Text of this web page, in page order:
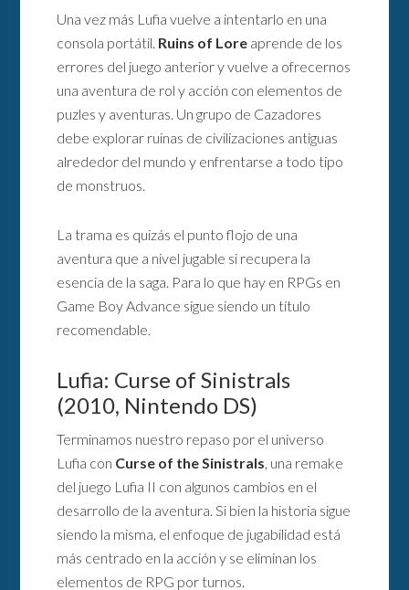
Una vez más Lufia vuelve a intentarlo en una
consola portátil. Ruins of Lore aprende de los
errores del juego anterior y vuelve a ofrecernos
una aventura de rol y acción con elementos de
puzles y aventuras. Un grupo de Cazadores
debe explorar ruinas de civilizaciones antiguas
alrededor del mundo y enfrentarse a todo tipo
de monstruos.
La trama es quizás el punto flojo de una
aventura que a nivel jugable si recupera la
esencia de la saga. Para lo que hay en RPGs en
Game Boy Advance sigue siendo un título
recomendable.
Lufia: Curse of Sinistrals
(2010, Nintendo DS)
Terminamos nuestro repaso por el universo
Lufia con Curse of the Sinistrals, una remake
del juego Lufia II con algunos cambios en el
desarrollo de la aventura. Si bien la historia sigue
siendo la misma, el enfoque de jugabilidad está
más centrado en la acción y se eliminan los
elementos de RPG por turnos.